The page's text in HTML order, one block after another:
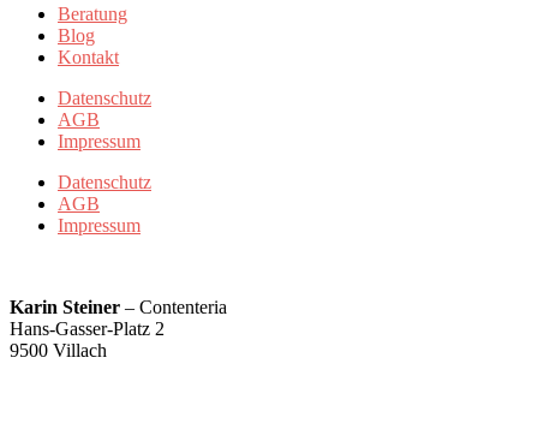
Beratung
Blog
Kontakt
Datenschutz
AGB
Impressum
Datenschutz
AGB
Impressum
Karin Steiner – Contenteria
Hans-Gasser-Platz 2
9500 Villach